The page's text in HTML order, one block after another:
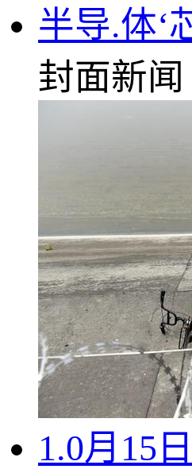
半导.体‘
封面新闻
1.0月15